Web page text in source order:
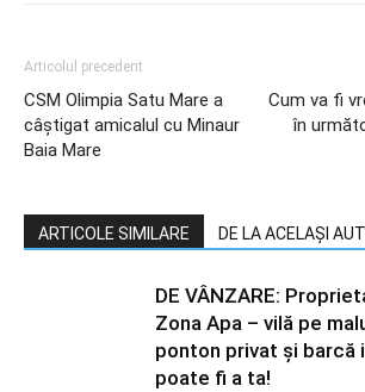
Articolul precedent
CSM Olimpia Satu Mare a
câștigat amicalul cu Minaur
Baia Mare
Cum va fi
în
ARTICOLE SIMILARE DE LA ACELAȘI
DE VÂNZARE:
Zona Apa – vilă pe
ponton privat și barcă
poate fi a ta!